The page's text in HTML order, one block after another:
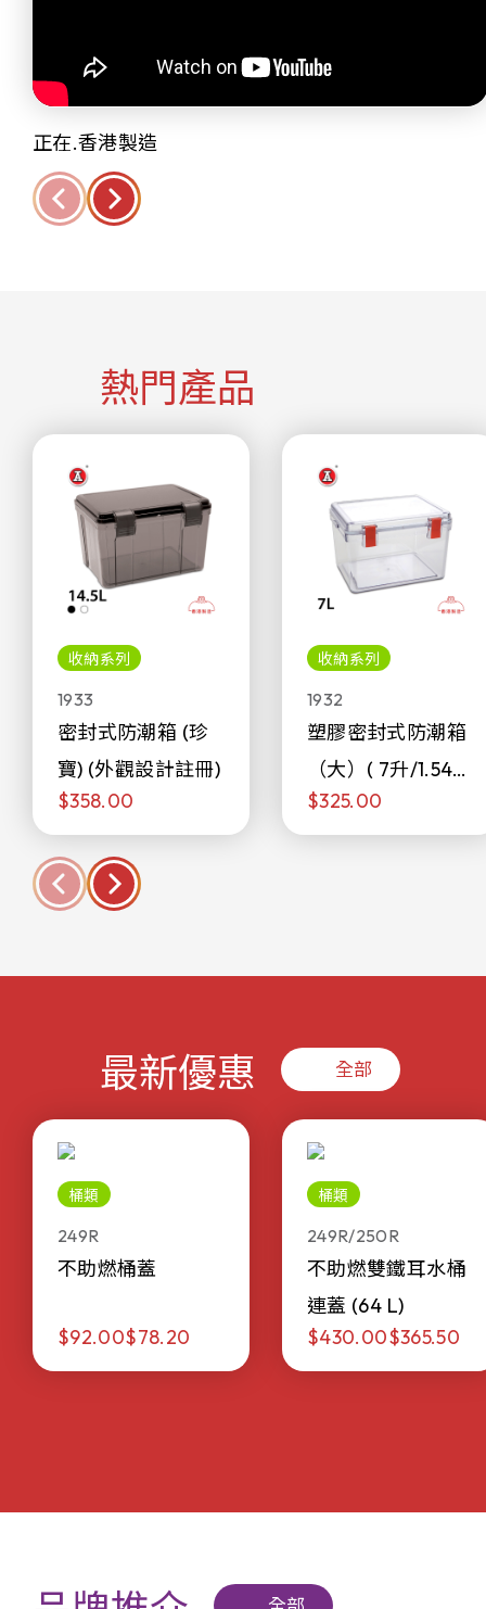
正在.香港製造
熱門產品
收納系列
1933
密封式防潮箱 (珍
寶) (外觀設計註冊)
$358.00
收納系列
1932
塑膠密封式防潮箱
（大）( 7升/1.54加
侖)
$325.00
最新優惠 全部
桶類
249R
不助燃桶蓋
$92.00$78.20
桶類
249R/250R
不助燃雙鐵耳水桶
連蓋 (64 L)
$430.00$365.50